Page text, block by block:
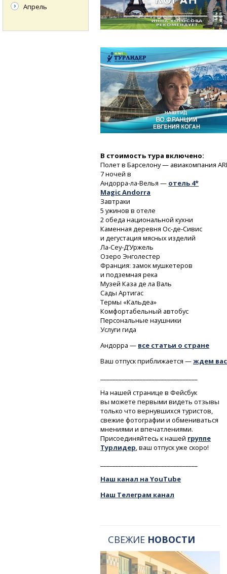
В стоимость тура включено:
Полет в Барселону — авиакомпания
7 ночейв
Андорра-ла-Велья— отель 4*
Magic Andorra
Завтраки
5 ужинов в отеле
2 обеда национальной кухни
Каменная деревняОс-де-Сивис
и дегустация мясных изделий
Ла-Сеу-Д’Уржель
Озеро Энголестер
Франция: замок мушкетеров
и подземная река
Музей Каза де ла Валь
Сады Артигас
Термы «Кальдеа»
Комфортабельный автобус
Персональные наушники
Услуги гида
Андорра — все статьи о стране
Ваш отпуск приближается —ждем
На нашей странице в Фейсбук
вы можете первыми видеть отзывы
только что вернувшихся туристов,
свежие фотографии и обмениваться
мнениями и впечатлениями.
Присоединяйтесь к нашей группе
Турлидер, ваш отпуск уже скоро!
Наш канал на YouTube
Наш Телеграм канал
СВЕЖИЕ НОВОСТИ
Апрель